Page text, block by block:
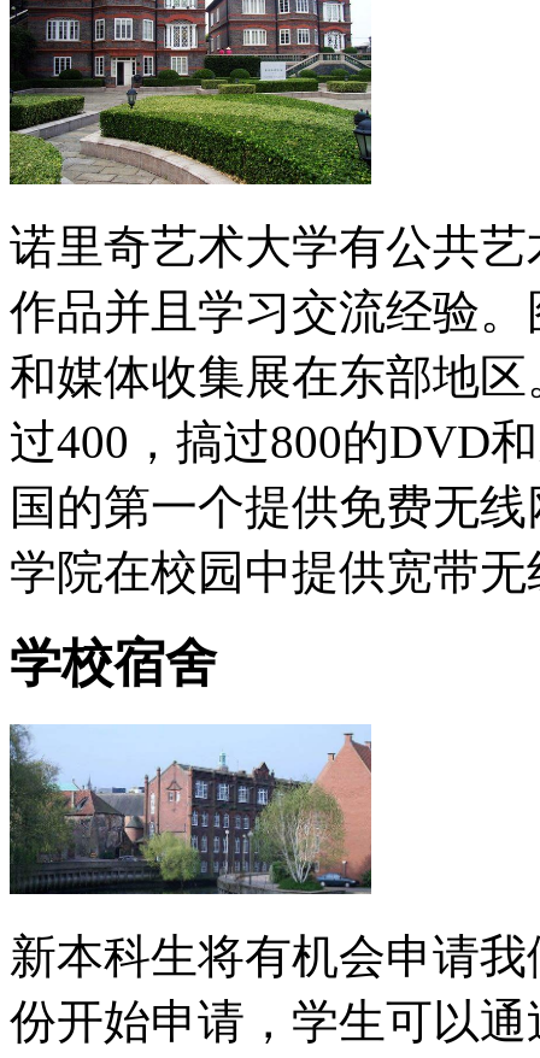
诺里奇艺术大学有公共
作品并且学习交流经验
和媒体收集展在东部地
过400，搞过800的DVD
国的第一个提供免费无
学院在校园中提供宽带
学校宿舍
新本科生将有机会申请
份开始申请，学生可以